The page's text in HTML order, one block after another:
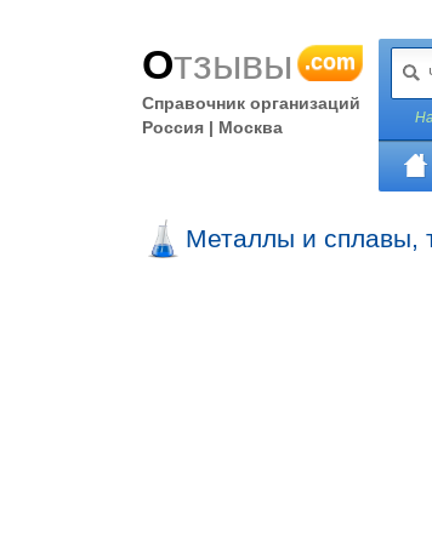
Отзывы .com
Справочник организаций
Россия | Москва
Металлы и сплавы,